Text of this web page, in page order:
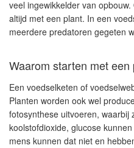
veel ingewikkelder van
altijd met een plant. In een
meerdere predatoren gegeten
Waarom starten met een
Een voedselketen of
Planten worden ook wel
fotosynthese uitvoeren, waarbij
koolstofdioxide, glucose
mens kunnen dat niet en